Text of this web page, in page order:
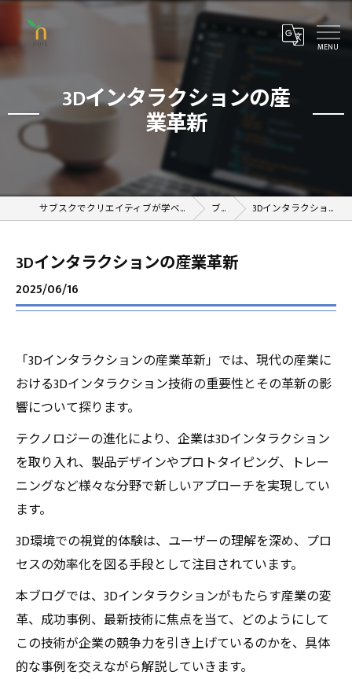
3Dインタラクションの産
業革新
サブスクでクリエイティブが学べるオンラインスクール ブログ 3Dインタラクションの産業革新
3Dインタラクションの産業革新
2025/06/16
「3Dインタラクションの産業革新」では、現代の産業に
おける3Dインタラクション技術の重要性とその革新の影
響について探ります。
テクノロジーの進化により、企業は3Dインタラクション
を取り入れ、製品デザインやプロトタイピング、トレー
ニングなど様々な分野で新しいアプローチを実現してい
ます。
3D環境での視覚的体験は、ユーザーの理解を深め、プロ
セスの効率化を図る手段として注目されています。
本ブログでは、3Dインタラクションがもたらす産業の変
革、成功事例、最新技術に焦点を当て、どのようにして
この技術が企業の競争力を引き上げているのかを、具体
的な事例を交えながら解説していきます。